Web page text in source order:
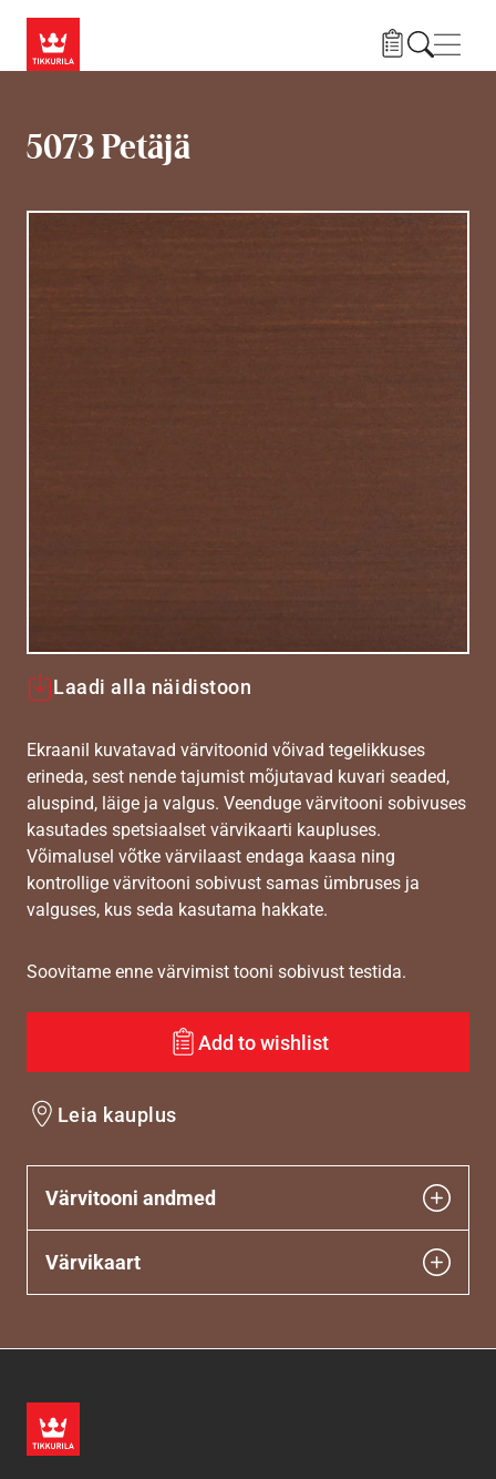
5073 Petäjä
Laadi alla näidistoon
Ekraanil kuvatavad värvitoonid võivad tegelikkuses
erineda, sest nende tajumist mõjutavad kuvari seaded,
aluspind, läige ja valgus. Veenduge värvitooni sobivuses
kasutades spetsiaalset värvikaarti kaupluses.
Võimalusel võtke värvilaast endaga kaasa ning
kontrollige värvitooni sobivust samas ümbruses ja
valguses, kus seda kasutama hakkate.
Soovitame enne värvimist tooni sobivust testida.
Add to wishlist
Leia kauplus
Värvitooni andmed
Värvikaart